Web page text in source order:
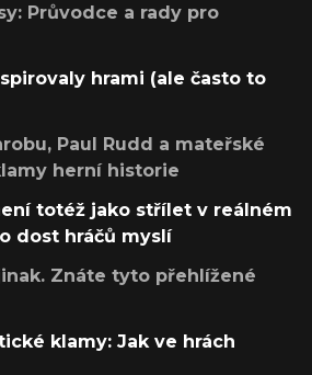
Průvodce a rady pro
hrami (ale často to
Paul Rudd a mateřské
herní historie
totéž jako střílet v reálném
dost hráčů myslí
Znáte tyto přehlížené
klamy: Jak ve hrách